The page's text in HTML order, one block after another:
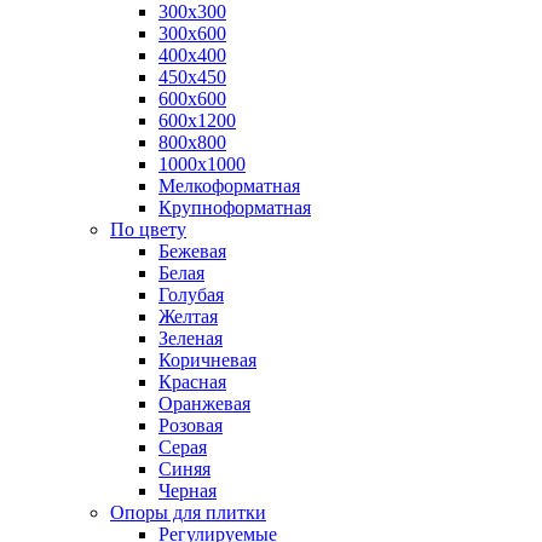
300х300
300х600
400х400
450х450
600х600
600х1200
800х800
1000х1000
Мелкоформатная
Крупноформатная
По цвету
Бежевая
Белая
Голубая
Желтая
Зеленая
Коричневая
Красная
Оранжевая
Розовая
Серая
Синяя
Черная
Опоры для плитки
Регулируемые